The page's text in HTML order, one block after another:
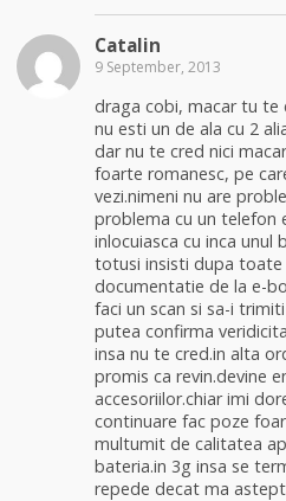
Catalin
9 September, 2013
draga cobi, macar tu te
nu esti un de ala cu 2
dar nu te cred nici
foarte romanesc, pe
vezi.nimeni nu are
problema cu un telefon
inlocuiasca cu inca unul
totusi insisti dupa toate
documentatie de la e-
faci un scan si sa-i
putea confirma
insa nu te cred.in alta
promis ca revin.devine
accesoriilor.chiar imi
continuare fac poze
multumit de calitatea
bateria.in 3g insa se
repede decat ma